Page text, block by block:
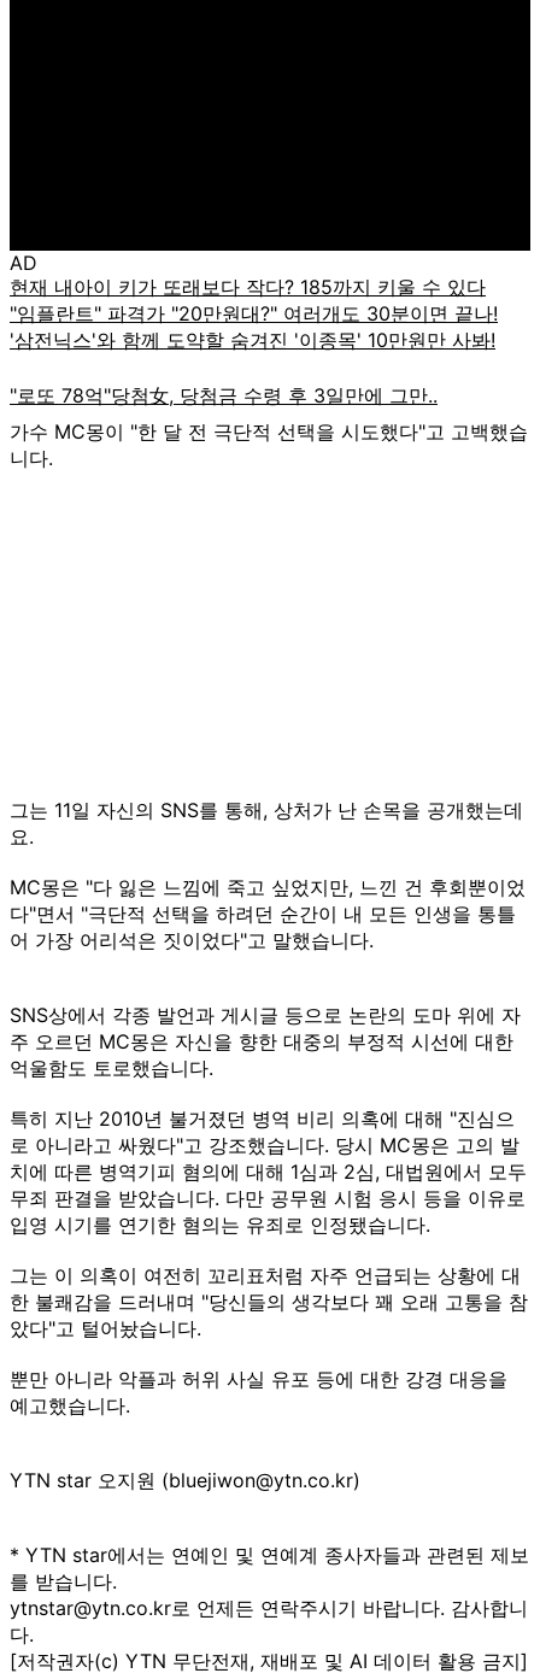
AD
가수 MC몽이 "한 달 전 극단적 선택을 시도했다"고 고백했습
니다.
그는 11일 자신의 SNS를 통해, 상처가 난 손목을 공개했는데
요.
MC몽은 "다 잃은 느낌에 죽고 싶었지만, 느낀 건 후회뿐이었
다"면서 "극단적 선택을 하려던 순간이 내 모든 인생을 통틀
어 가장 어리석은 짓이었다"고 말했습니다.
SNS상에서 각종 발언과 게시글 등으로 논란의 도마 위에 자
주 오르던 MC몽은 자신을 향한 대중의 부정적 시선에 대한
억울함도 토로했습니다.
특히 지난 2010년 불거졌던 병역 비리 의혹에 대해 "진심으
로 아니라고 싸웠다"고 강조했습니다. 당시 MC몽은 고의 발
치에 따른 병역기피 혐의에 대해 1심과 2심, 대법원에서 모두
무죄 판결을 받았습니다. 다만 공무원 시험 응시 등을 이유로
입영 시기를 연기한 혐의는 유죄로 인정됐습니다.
그는 이 의혹이 여전히 꼬리표처럼 자주 언급되는 상황에 대
한 불쾌감을 드러내며 "당신들의 생각보다 꽤 오래 고통을 참
았다"고 털어놨습니다.
뿐만 아니라 악플과 허위 사실 유포 등에 대한 강경 대응을
예고했습니다.
YTN star 오지원 (bluejiwon@ytn.co.kr)
* YTN star에서는 연예인 및 연예계 종사자들과 관련된 제보
를 받습니다.
ytnstar@ytn.co.kr로 언제든 연락주시기 바랍니다. 감사합니
다.
[저작권자(c) YTN 무단전재, 재배포 및 AI 데이터 활용 금지]